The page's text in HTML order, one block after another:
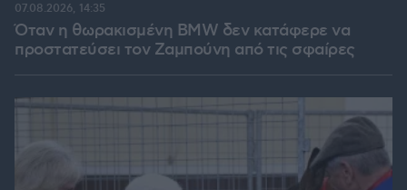
Όταν η θωρακισμένη BMW δεν κατάφερε να
προστατεύσει τον Ζαμπούνη από τις σφαίρες
07.08.2026, 14:35